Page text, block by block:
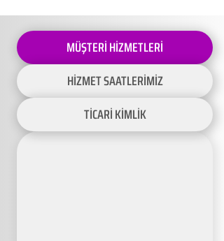
MÜŞTERİ HİZMETLERİ
HİZMET SAATLERİMİZ
TİCARİ KİMLİK